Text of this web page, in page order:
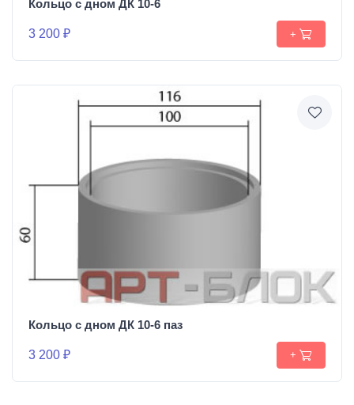
Кольцо с дном ДК 10-6
3 200 ₽ +
Кольцо с дном ДК 10-6 паз
3 200 ₽ +